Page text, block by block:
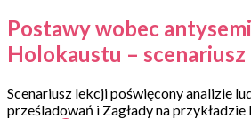
Postawy wobec
Holokaustu –
Scenariusz lekcji poświęcony analizie
prześladowań i Zagłady na